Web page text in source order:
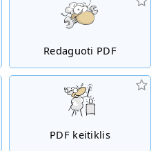
Redaguoti PDF
PDF keitiklis